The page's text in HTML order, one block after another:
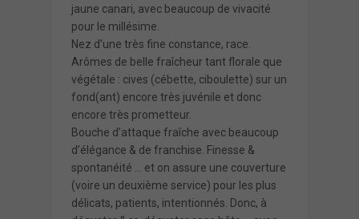
jaune canari, avec beaucoup de vivacité
pour le millésime.
Nez d’une très fine constance, race.
Arômes de belle fraîcheur tant florale que
végétale : cives (cébette, ciboulette) sur un
fond(ant) encore très juvénile et donc
encore très prometteur.
Bouche d’attaque fraîche avec beaucoup
d’élégance & de franchise. Finesse &
spontanéité … et on assure une couverture
(voire un deuxième service) pour les plus
délicats, patients, intentionnés. Donc, à